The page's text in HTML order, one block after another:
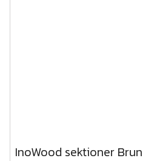
InoWood sektioner Brun